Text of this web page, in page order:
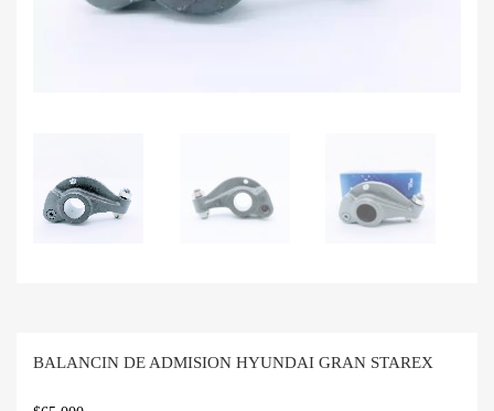
BALANCIN DE ADMISION HYUNDAI GRAN STAREX